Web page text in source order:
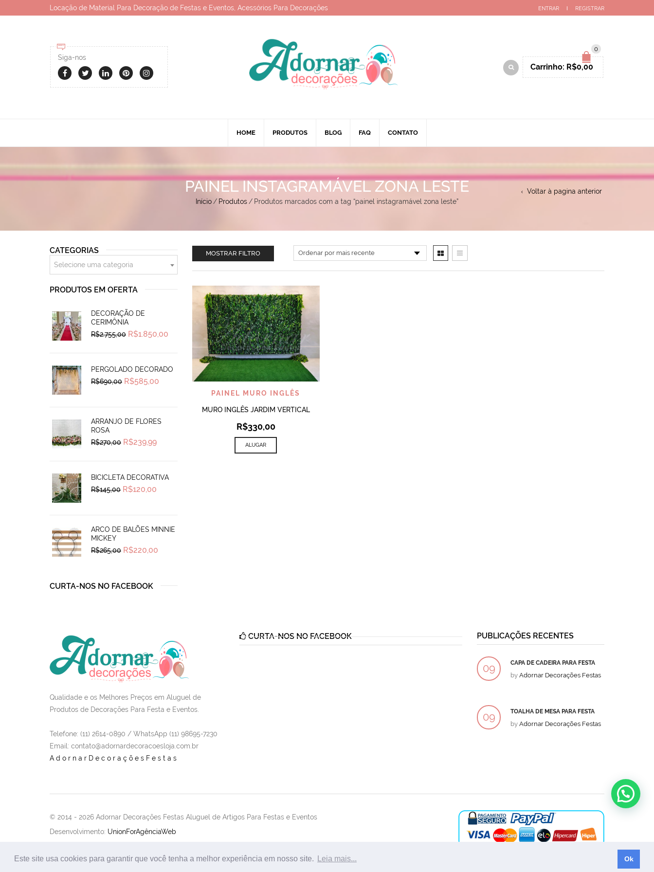
Este site usa cookies para garantir que você tenha a melhor experiência em nosso site. Leia mais... Ok
Locação de Material Para Decoração de Festas e Eventos, Acessórios Para Decorações ENTRAR REGISTRAR
Siga-nos
0
Carrinho: R$0,00
HOME PRODUTOS BLOG FAQ CONTATO
PAINEL INSTAGRAMÁVEL ZONA LESTE
Início / Produtos / Produtos marcados com a tag “painel instagramável zona leste”
Voltar à pagina anterior
MOSTRAR FILTRO
VISUALIZAR
PAINEL MURO INGLÊS
MURO INGLÊS JARDIM VERTICAL
R$330,00
ALUGAR
CATEGORIAS
Selecione uma categoria
PRODUTOS EM OFERTA
DECORAÇÃO DE
CERIMÔNIA
R$2.755,00 Original
price
R$1.850,00
R$1.850,00.
PERGOLADO DECORADO
R$690,00 Original
price
R$585,00
ARRANJO DE FLORES
ROSA
R$270,00 Original
price
R$239,99Current
BICICLETA DECORATIVA
R$145,00 Original
price
R$120,00
ARCO DE BALÕES MINNIE
MICKEY
R$265,00 Original
price
R$220,00
CURTA-NOS NO FACEBOOK
Qualidade e os Melhores Preços em Aluguel de
Produtos de Decorações Para Festa e Eventos.
Telefone: (11) 2614-0890 / WhatsApp (11) 98695-7230
Email : contato@adornardecoracoesloja.com.br
AdornarDecoraçõesFestas
CURTA-NOS NO FACEBOOK PUBLICAÇÕES RECENTES
09 CAPA DE CADEIRA PARA FESTA
byAdornar Decorações Festas
09 TOALHA DE MESA PARA FESTA
byAdornar Decorações Festas
© 2014 - 2026 Adornar Decorações Festas Aluguel de Artigos Para Festas e Eventos
Desenvolvimento: UnionForAgênciaWeb